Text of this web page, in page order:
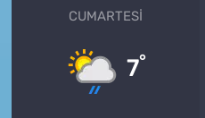
CUMARTESI
7°